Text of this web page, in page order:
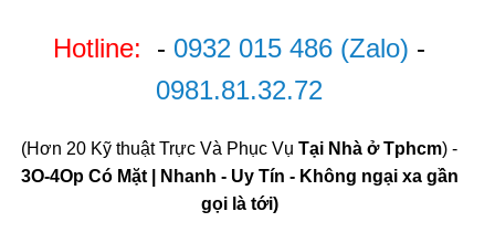
Hotline: - 0932 015 486 (Zalo) -
0981.81.32.72
(Hơn 20 Kỹ thuật Trực Và Phục Vụ Tại Nhà ở Tphcm) -
3O-4Op Có Mặt | Nhanh - Uy Tín - Không ngại xa gần
gọi là tới)